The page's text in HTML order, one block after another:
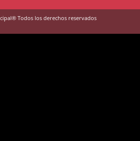
Todos los derechos reservados